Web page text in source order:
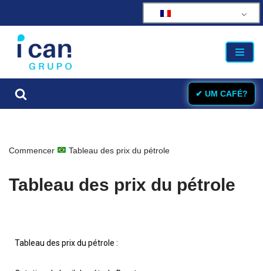
au
contenu
✔ UM CAFÉ?
Commencer Tableau des prix du pétrole
Tableau des prix du pétrole
Tableau des prix du pétrole :